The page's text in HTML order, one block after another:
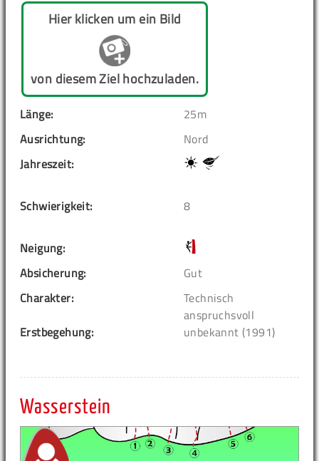
Hier klicken um ein Bild
von diesem Ziel hochzuladen.
Länge:
25m
Ausrichtung:
Nord
Jahreszeit:
Schwierigkeit: 8
Neigung:
Absicherung:
Gut
Charakter:
Technisch
anspruchsvoll
Erstbegehung:
unbekannt (1991)
Wasserstein